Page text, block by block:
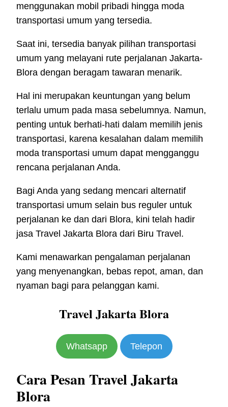
menggunakan mobil pribadi hingga moda
transportasi umum yang tersedia.
Saat ini, tersedia banyak pilihan transportasi
umum yang melayani rute perjalanan Jakarta-
Blora dengan beragam tawaran menarik.
Hal ini merupakan keuntungan yang belum
terlalu umum pada masa sebelumnya. Namun,
penting untuk berhati-hati dalam memilih jenis
transportasi, karena kesalahan dalam memilih
moda transportasi umum dapat mengganggu
rencana perjalanan Anda.
Bagi Anda yang sedang mencari alternatif
transportasi umum selain bus reguler untuk
perjalanan ke dan dari Blora, kini telah hadir
jasa Travel Jakarta Blora dari Biru Travel.
Kami menawarkan pengalaman perjalanan
yang menyenangkan, bebas repot, aman, dan
nyaman bagi para pelanggan kami.
Travel Jakarta Blora
Whatsapp Telepon
Cara Pesan Travel Jakarta
Blora